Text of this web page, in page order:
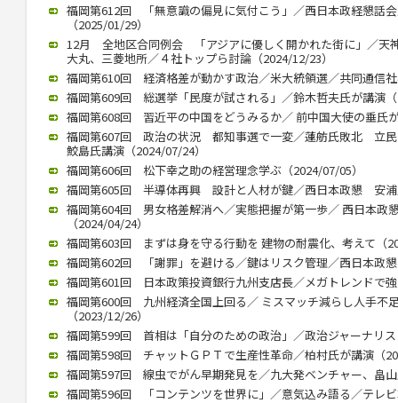
福岡第612回 「無意識の偏見に気付こう」／西日本政経懇話
（2025/01/29）
12月 全地区合同例会 「アジアに優しく開かれた街に」／天
大丸、三菱地所／４社トップら討論（2024/12/23）
福岡第610回 経済格差が動かす政治／米大統領選／共同通信
福岡第609回 総選挙「民度が試される」／鈴木哲夫氏が講演
福岡第608回 習近平の中国をどうみるか／ 前中国大使の垂氏
福岡第607回 政治の状況 都知事選で一変／蓮舫氏敗北 立
鮫島氏講演（2024/07/24）
福岡第606回 松下幸之助の経営理念学ぶ（2024/07/05）
福岡第605回 半導体再興 設計と人材が鍵／西日本政懇 安浦
福岡第604回 男女格差解消へ／実態把握が第一歩／ 西日本政
（2024/04/24）
福岡第603回 まずは身を守る行動を 建物の耐震化、考えて（
福岡第602回 「謝罪」を避ける／鍵はリスク管理／西日本政
福岡第601回 日本政策投資銀行九州支店長／メガトレンドで
福岡第600回 九州経済全国上回る／ ミスマッチ減らし人手不
（2023/12/26）
福岡第599回 首相は「自分のための政治」／政治ジャーナリ
福岡第598回 チャットＧＰＴで生産性革命／柏村氏が講演（
福岡第597回 線虫でがん早期発見を／九大発ベンチャー、畠
福岡第596回 「コンテンツを世界に」／意気込み語る／テレ